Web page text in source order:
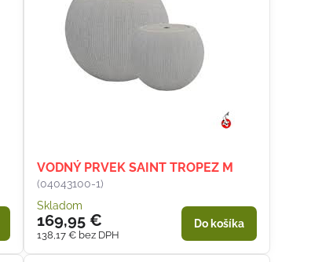
VODNÝ PRVEK SAINT TROPEZ M
(04043100-1)
Skladom
169,95 €
138,17 € bez DPH
Do košíka